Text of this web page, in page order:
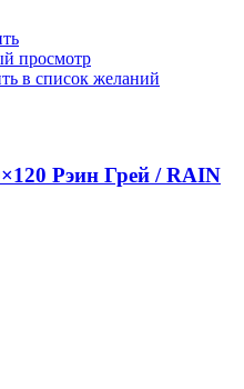
просмотр
в список желаний
Рэин Грей / RAIN